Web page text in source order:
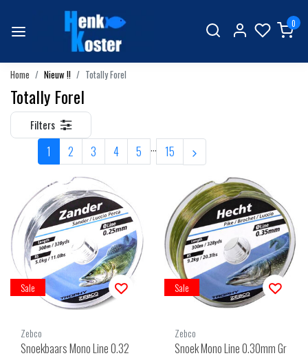
0
Home Nieuw !! Totally Forel
Totally Forel
Filters
1 2 3 4 5 ... 15
Sale
Zebco
Snoekbaars Mono Line 0.32
Sale
Zebco
Snoek Mono Line 0.30mm Gr